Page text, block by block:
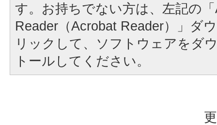
す。お持ちでない方は、左記の
Reader（Acrobat Reader）」ダ
リックして、ソフトウェアをダ
トールしてください。